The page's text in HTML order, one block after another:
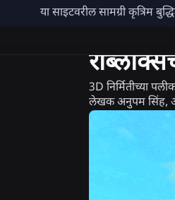
या साइटवरील सामग्री कृत्रिम
उत्पादन
3D निर्मितीच्या
लेखकअनुपम सिंह,